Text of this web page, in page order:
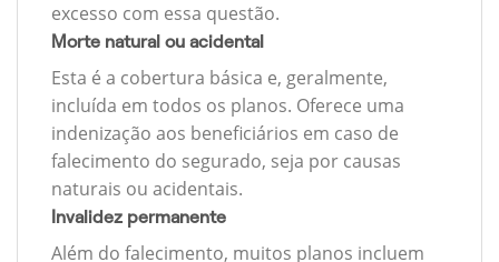
excesso com essa questão.
Morte natural ou acidental
Esta é a cobertura básica e, geralmente,
incluída em todos os planos. Oferece uma
indenização aos beneficiários em caso de
falecimento do segurado, seja por causas
naturais ou acidentais.
Invalidez permanente
Além do falecimento, muitos planos incluem